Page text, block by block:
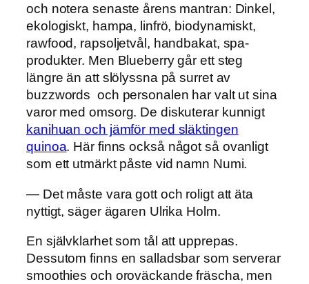
och notera senaste årens mantran: Dinkel,
ekologiskt, hampa, linfrö, biodynamiskt,
rawfood, rapsoljetvål, handbakat, spa-
produkter. Men Blueberry går ett steg
längre än att slölyssna på surret av
buzzwords och personalen har valt ut sina
varor med omsorg. De diskuterar kunnigt
kanihuan och jämför med släktingen
quinoa. Här finns också något så ovanligt
som ett utmärkt påste vid namn Numi.
— Det måste vara gott och roligt att äta
nyttigt, säger ägaren Ulrika Holm.
En självklarhet som tål att upprepas.
Dessutom finns en salladsbar som serverar
smoothies och oroväckande fräscha, men